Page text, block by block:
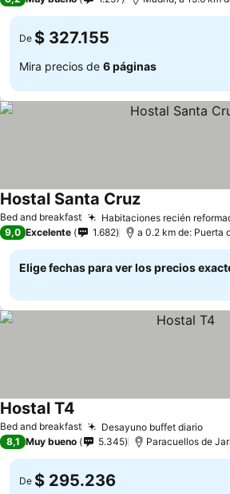
De $ 327.155
Mira precios de 6 páginas
Bed and breakfast Habitaciones recién
Hostal Santa CruzVer precios
9,0 Excelente 1.682 a 0.2 km de: Puerta
Elige fechas para ver los precios
Bed and breakfast Desayuno buffet diarioVer
Hostal T4
8,1 Muy bueno 5.345 Paracuellos de
De $ 295.236